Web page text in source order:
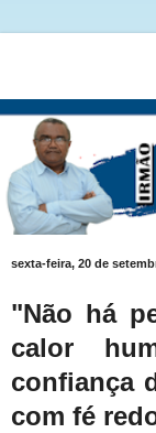
sexta-feira, 20 de
"Não há
calor
confiança
com fé